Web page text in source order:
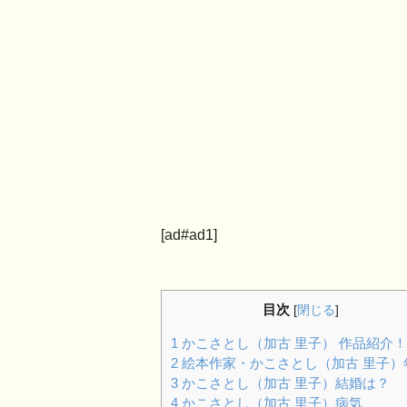
[ad#ad1]
目次 [閉じる]
1 かこさとし（加古 里子） 作品紹介！
2 絵本作家・かこさとし（加古 里子）
3 かこさとし（加古 里子）結婚は？
4 かこさとし（加古 里子）病気